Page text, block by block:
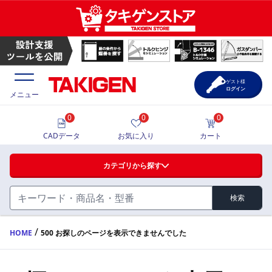
ハンドル・取手・つまみ・周辺機器
FA・A
蝶番・ステー・周辺機器
価格一覧
製品カタログ
メニュー
カテゴリから探す
検索
0
CADデータ
0
お気に入り
0
カート
ゲスト様
ログイン
HOME / 500 お探しのページを表示できませんでした